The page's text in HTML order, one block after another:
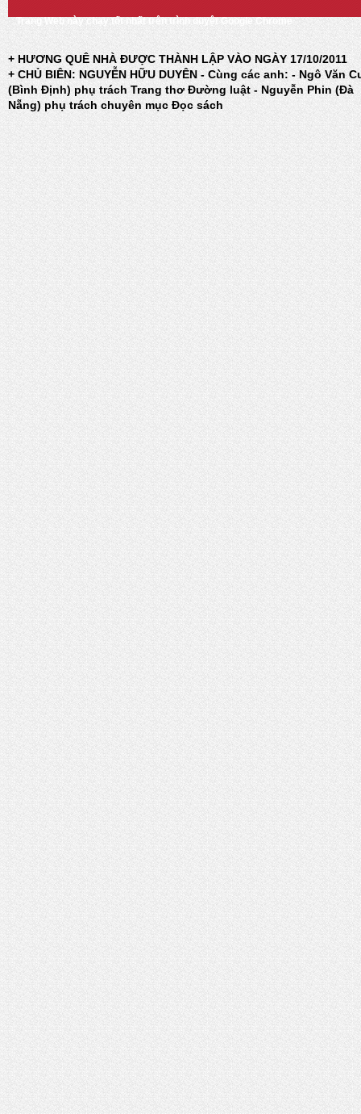
Trang Web này chạy tốt nhất trên trình duyệt Google Chrome
+ HƯƠNG QUÊ NHÀ ĐƯỢC THÀNH LẬP VÀO NGÀY 17/10/2011
+ CHỦ BIÊN: NGUYỄN HỮU DUYÊN - Cùng các anh: - Ngô Văn
(Bình Định) phụ trách Trang thơ Đường luật - Nguyễn Phin (Đà
Nẵng) phụ trách chuyên mục Đọc sách